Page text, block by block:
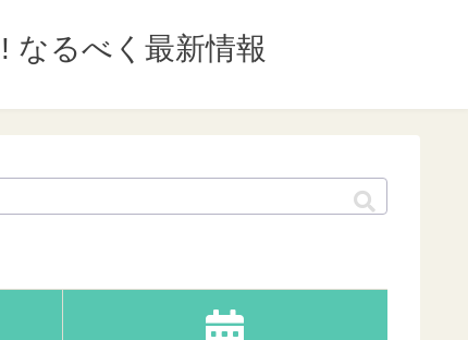
なるべく最新情報